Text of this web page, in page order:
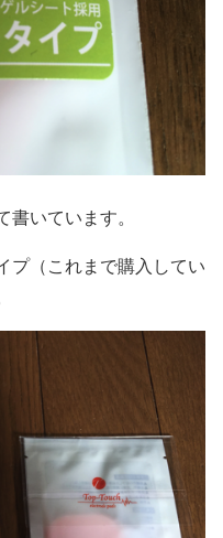
書いています。
プ（これまで購入してい